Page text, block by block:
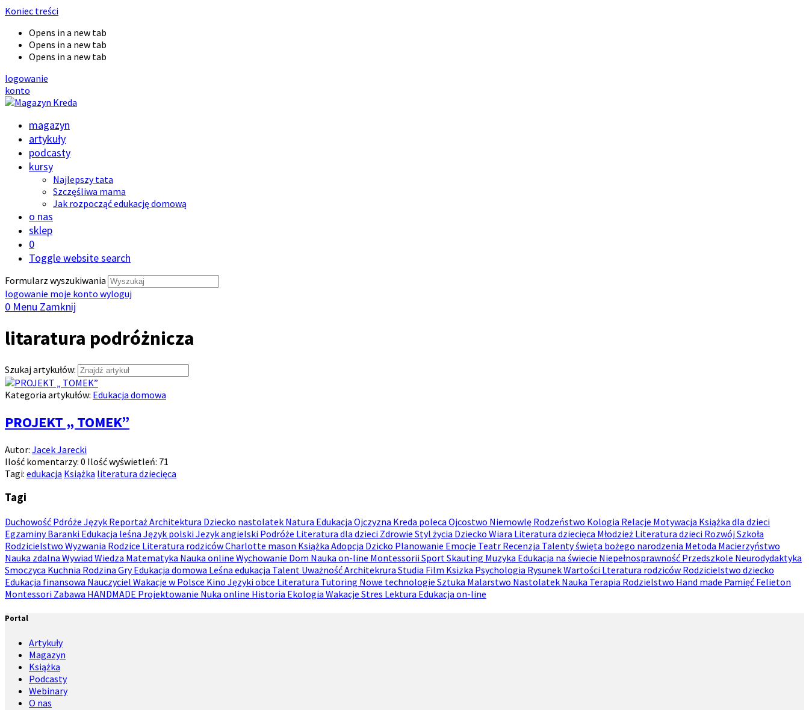
Koniec treści
Opens in a new tab
Opens in a new tab
Opens in a new tab
logowanie
konto
magazyn
artykuły
podcasty
kursy
Najlepszy tata
Szczęśliwa mama
Jak rozpocząć edukację domową
o nas
sklep
0
Toggle website search
Formularz wyszukiwania
logowanie moje konto wyloguj
0 Menu Zamknij
litaratura podróżnicza
Szukaj artykułów:
Kategoria artykułów: Edukacja domowa
PROJEKT „ TOMEK”
Autor: Jacek Jarecki
Ilość komentarzy: 0 Ilość wyświetleń: 71
Tagi: edukacja Książka literatura dziecięca
Tagi
Duchowość Pdróże Język ReportażArchitektura Dziecko nastolatek Natura Edukacja Ojczyzna Kreda poleca Ojcostwo Niemowlę Rodzeństwo Kologia Relacje Motywacja Książka dla dzieci
EgzaminyBaranki Edukacja leśna Język polskiJezyk angielski Podróże Literatura dla dzieci Zdrowie Styl życia Dziecko Wiara Literatura dziecięca Młodzież Literatura dzieci RozwójSzkoła
Rodzicielstwo Wyzwania Rodzice Literatura rodzicówCharlotte mason Książka Adopcja Dzicko Planowanie Emocje Teatr Recenzja Talentyświęta bożego narodzenia Metoda Macierzyństwo
Nauka zdalna Wywiad Wiedza Matematyka Nauka online Wychowanie Dom Nauka on-line MontessoriiSportSkauting Muzyka Edukacja na świecie Niepełnosprawność Przedszkole Neurodydaktyka
Smoczyca Kuchnia Rodzina GryEdukacja domowa Leśna edukacja Talent UważnośćArchitekrura Studia Film Ksizka Psychologia RysunekWartości Lteratura rodziców Rodzicielstwo dziecko
Edukacja finansowa Nauczyciel Wakacje w Polsce Kino Języki obce Literatura Tutoring Nowe technologie Sztuka Malarstwo Nastolatek Nauka Terapia Rodzielstwo Hand made Pamięć Felieton
Montessori Zabawa HANDMADE Projektowanie Nuka online Historia Ekologia Wakacje Stres Lektura Edukacja on-line
Portal
Artykuły
Magazyn
Książka
Podcasty
Webinary
O nas